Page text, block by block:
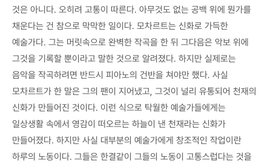
것은 아니다. 오히려 고통이 따른다. 아무것도 없는 공백 위에 뭔가를
채운다는 건 참으로 막막한 일이다. 모차르트는 신화로 가득한
예술가다. 그는 머릿속으로 완벽한 작곡을 한 뒤 그다음은 악보 위에
그것을 기록할 뿐이라고 말한 것으로 알려졌다. 하지만 실제로는
음악을 작곡하려면 반드시 피아노의 건반을 쳐야만 했다. 사실
모차르트가 한 말은 그의 팬이 지어냈고, 그것이 널리 유통되어 천재의
신화가 만들어진 것이다. 이런 식으로 탁월한 예술가들에게는
일상생활 속에서 영감이 떠오르는 하늘이 낸 천재라는 신화가
만들어졌다. 하지만 사실 대부분의 예술가에게 창조적인 작업이란
하루의 노동이다. 그들은 한결같이 그들의 노동이 고통스럽다는 것을